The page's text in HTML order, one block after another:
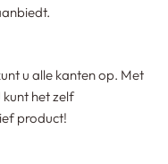
u alle kanten op. Met
het zelf
product!